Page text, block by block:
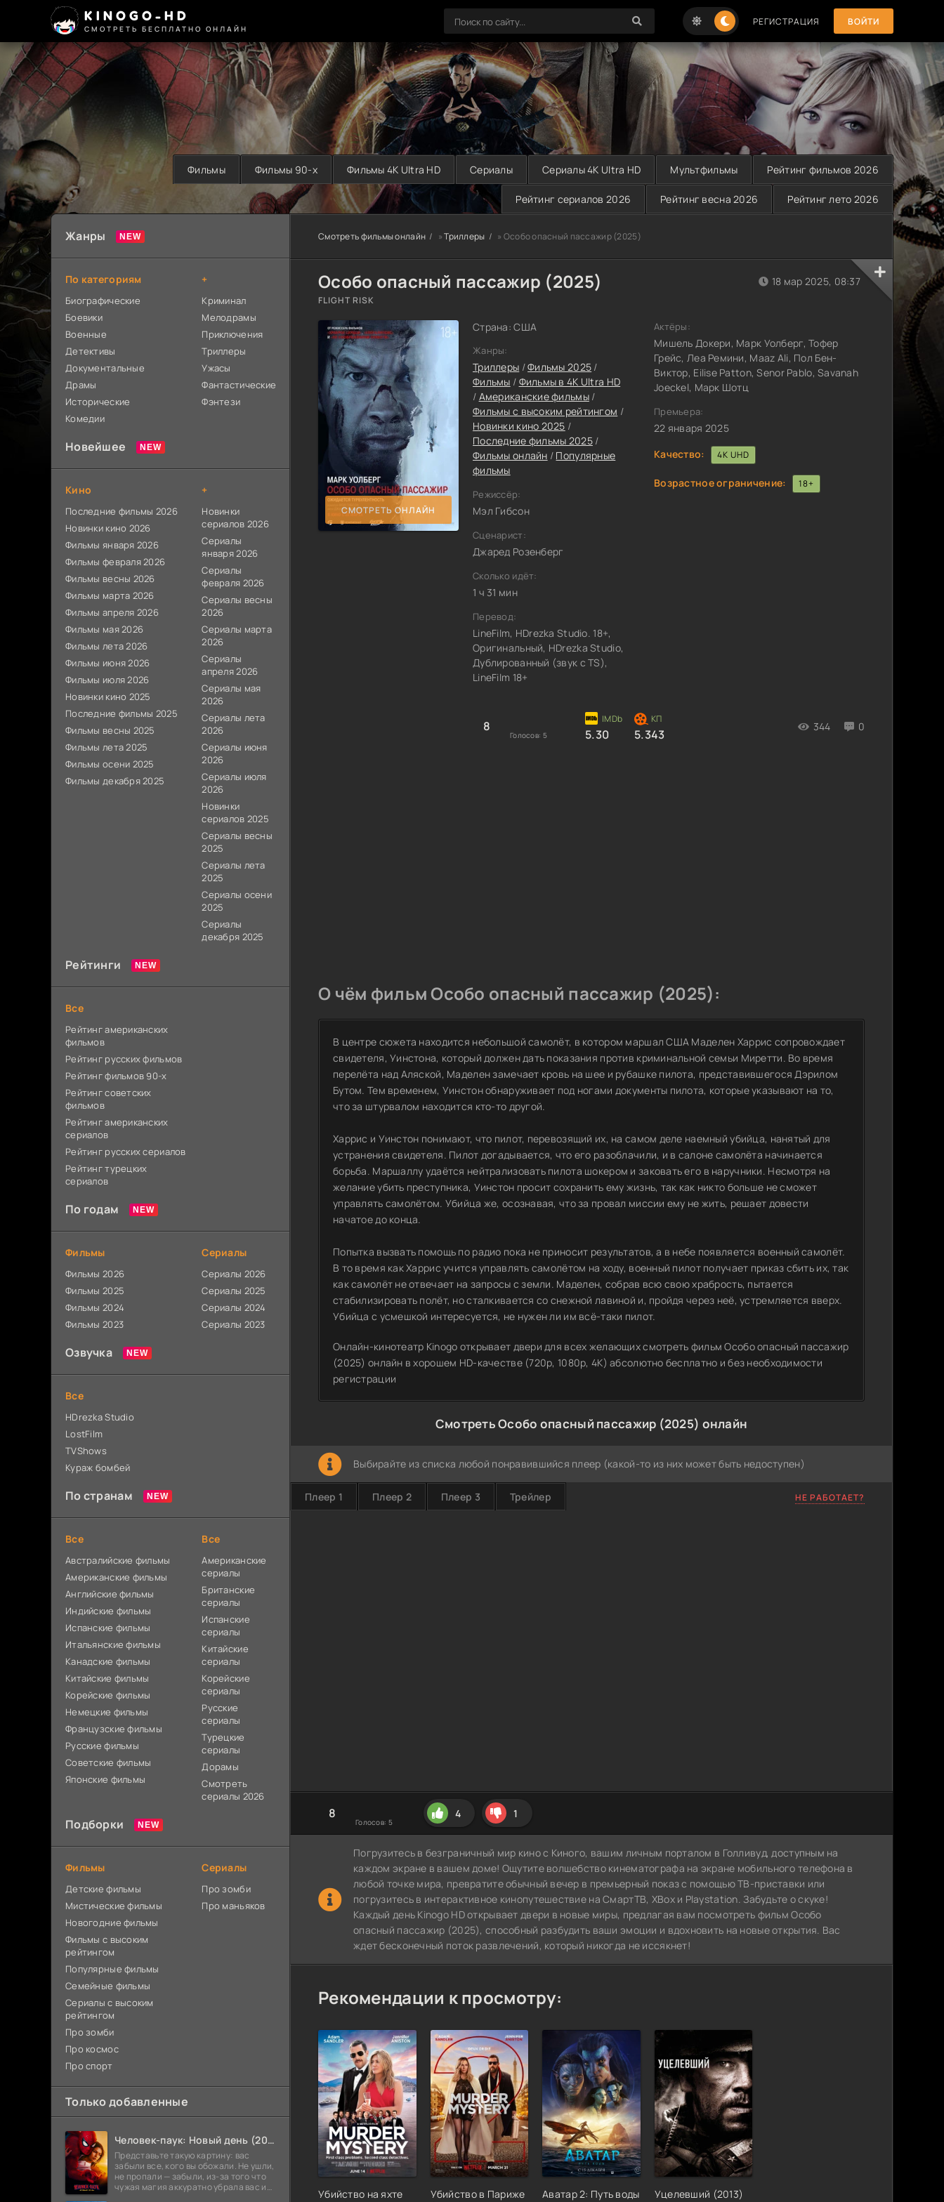
KINOGO-HD
СМОТРЕТЬ БЕСПЛАТНО ОНЛАЙН
РЕГИСТРАЦИЯ ВОЙТИ
Фильмы Фильмы 90-х Фильмы 4K Ultra HD Сериалы Сериалы 4K Ultra HD Мультфильмы Рейтинг фильмов 2026
Рейтинг сериалов 2026 Рейтинг весна 2026 Рейтинг лето 2026
Смотреть фильмы онлайн »Триллеры » Особо опасный пассажир (2025)
Особо опасный пассажир (2025)
FLIGHT RISK
СМОТРЕТЬ ОНЛАЙН
Страна: США
Жанры:
Триллеры /Фильмы 2025 /
Фильмы / Фильмы в 4K Ultra HD
/ Американские фильмы/
Фильмы с высоким рейтингом /
Новинки кино 2025 /
Последние фильмы 2025/
Фильмы онлайн / Популярные
фильмы
Режиссёр:
Мэл Гибсон
Сценарист:
Джаред Розенберг
Сколько идёт:
1 ч 31 мин
Перевод:
LineFilm, HDrezka Studio. 18+,
Оригинальный, HDrezka Studio,
Дублированный (звук с TS),
LineFilm 18+
8
Голосов: 5 5.30 5.343
344 0
18 мар 2025, 08:37
Актёры:
Мишель Докери, Марк Уолберг, Тофер
Грейс, Леа Ремини, Maaz Ali, Пол Бен-
Виктор, Eilise Patton, Senor Pablo, Savanah
Joeckel, Марк Шотц
Премьера:
22 января 2025
Качество:
4K UHD
Возрастное ограничение: 18+
О чём фильм Особо опасный пассажир (2025):
В центре сюжета находится небольшой самолёт, в котором маршал США Маделен Харрис сопровождает
свидетеля, Уинстона, который должен дать показания против криминальной семьи Миретти. Во время
перелёта над Аляской, Маделен замечает кровь на шее и рубашке пилота, представившегося Дэрилом
Бутом. Тем временем, Уинстон обнаруживает под ногами документы пилота, которые указывают на то,
что за штурвалом находится кто-то другой.
Харрис и Уинстон понимают, что пилот, перевозящий их, на самом деле наемный убийца, нанятый для
устранения свидетеля. Пилот догадывается, что его разоблачили, и в салоне самолёта начинается
борьба. Маршаллу удаётся нейтрализовать пилота шокером и заковать его в наручники. Несмотря на
желание убить преступника, Уинстон просит сохранить ему жизнь, так как никто больше не сможет
управлять самолётом. Убийца же, осознавая, что за провал миссии ему не жить, решает довести
начатое до конца.
Попытка вызвать помощь по радио пока не приносит результатов, а в небе появляется военный самолёт.
В то время как Харрис учится управлять самолётом на ходу, военный пилот получает приказ сбить их, так
как самолёт не отвечает на запросы с земли. Маделен, собрав всю свою храбрость, пытается
стабилизировать полёт, но сталкивается со снежной лавиной и, пройдя через неё, устремляется вверх.
Убийца с усмешкой интересуется, не нужен ли им всё-таки пилот.
Онлайн-кинотеатр Kinogo открывает двери для всех желающих смотреть фильм Особо опасный пассажир
(2025) онлайн в хорошем HD-качестве (720p, 1080p, 4K) абсолютно бесплатно и без необходимости
регистрации
Смотреть Особо опасный пассажир (2025) онлайн
Выбирайте из списка любой понравившийся плеер (какой-то из них может быть недоступен)
Плеер 1 Плеер 2 Плеер 3 Трейлер НЕ РАБОТАЕТ?
8
Голосов: 5
4 1
Погрузитесь в безграничный мир кино с Киного, вашим личным порталом в Голливуд, доступным на
каждом экране в вашем доме! Ощутите волшебство кинематографа на экране мобильного телефона в
любой точке мира, превратите обычный вечер в премьерный показ с помощью ТВ-приставки или
погрузитесь в интерактивное кинопутешествие на СмартТВ, XBox и Playstation. Забудьте о скуке!
Каждый день Kinogo HD открывает двери в новые миры, предлагая вам посмотреть фильм Особо
опасный пассажир (2025), способный разбудить ваши эмоции и вдохновить на новые открытия. Вас
ждет бесконечный поток развлечений, который никогда не иссякнет!
Рекомендации к просмотру:
Убийство на яхте
Убийство в Париже
Аватар 2: Путь воды
Уцелевший (2013)
Жанры
По категориям
Биографические
Боевики
Военные
Детективы
Документальные
Драмы
Исторические
Комедии
+
Криминал
Мелодрамы
Приключения
Триллеры
Ужасы
Фантастические
Фэнтези
Новейшее
Кино
Последние фильмы 2026
Новинки кино 2026
Фильмы января 2026
Фильмы февраля 2026
Фильмы весны 2026
Фильмы марта 2026
Фильмы апреля 2026
Фильмы мая 2026
Фильмы лета 2026
Фильмы июня 2026
Фильмы июля 2026
Новинки кино 2025
Последние фильмы 2025
Фильмы весны 2025
Фильмы лета 2025
Фильмы осени 2025
Фильмы декабря 2025
+
Новинки
сериалов 2026
Сериалы
января 2026
Сериалы
февраля 2026
Сериалы весны
2026
Сериалы марта
2026
Сериалы
апреля 2026
Сериалы мая
2026
Сериалы лета
2026
Сериалы июня
2026
Сериалы июля
2026
Новинки
сериалов 2025
Сериалы весны
2025
Сериалы лета
2025
Сериалы осени
2025
Сериалы
декабря 2025
Рейтинги
Все
Рейтинг американских
фильмов
Рейтинг русских фильмов
Рейтинг фильмов 90-х
Рейтинг советских
фильмов
Рейтинг американских
сериалов
Рейтинг русских сериалов
Рейтинг турецких
сериалов
По годам
Фильмы
Фильмы 2026
Фильмы 2025
Фильмы 2024
Фильмы 2023
Сериалы
Сериалы 2026
Сериалы 2025
Сериалы 2024
Сериалы 2023
Озвучка
Все
HDrezka Studio
LostFilm
TVShows
Кураж бомбей
По странам
Все
Австралийские фильмы
Американские фильмы
Английские фильмы
Индийские фильмы
Испанские фильмы
Итальянские фильмы
Канадские фильмы
Китайские фильмы
Корейские фильмы
Немецкие фильмы
Французские фильмы
Русские фильмы
Советские фильмы
Японские фильмы
Все
Американские
сериалы
Британские
сериалы
Испанские
сериалы
Китайские
сериалы
Корейские
сериалы
Русские
сериалы
Турецкие
сериалы
Дорамы
Смотреть
сериалы 2026
Подборки
Фильмы
Детские фильмы
Мистические фильмы
Новогодние фильмы
Фильмы с высоким
рейтингом
Популярные фильмы
Семейные фильмы
Сериалы с высоким
рейтингом
Про зомби
Про космос
Про спорт
Сериалы
Про зомби
Про маньяков
Только добавленные
Человек-паук: Новый день (2026)
Представьте такую картину: вас
забыли все, кого вы обожали. Не ушли,
не пропали — забыли, из-за того что
чужая магия аккуратно убрала вас из